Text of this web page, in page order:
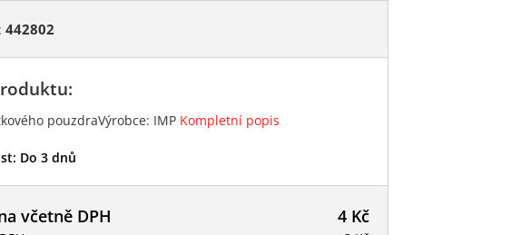
442802
pouzdraVýrobce: IMP Kompletní popis
Do 3 dnů
včetně DPH 4 Kč